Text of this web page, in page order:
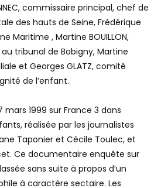
en France. Les invités
commissaire principal, chef de
des hauts de Seine, Frédérique
Maritime , Martine BOUILLON,
tribunal de Bobigny, Martine
et Georges GLATZ, comité
1999 sur France 3 dans
réalisée par les journalistes
Taponier et Cécile Toulec, et
Ce documentaire enquête sur
sans suite à propos d’un